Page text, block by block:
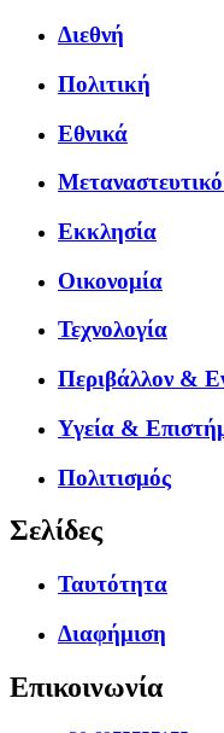
Διεθνή
Πολιτική
Εθνικά
Εκκλησία
Οικονομία
Τεχνολογία
Περιβάλλον &
Υγεία &
Πολιτισμός
Σελίδες
Ταυτότητα
Διαφήμιση
Επικοινωνία